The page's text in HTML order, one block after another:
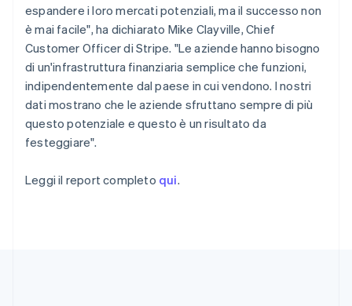
espandere i loro mercati potenziali, ma il successo non
è mai facile", ha dichiarato Mike Clayville, Chief
Customer Officer di Stripe. "Le aziende hanno bisogno
di un'infrastruttura finanziaria semplice che funzioni,
indipendentemente dal paese in cui vendono. I nostri
dati mostrano che le aziende sfruttano sempre di più
questo potenziale e questo è un risultato da
festeggiare".
Leggi il report completo qui.
Romania
English
Singapore
English 简体中文
Slovacchia
English
Slovenia
English Italiano
Spagna
Español English
EnglishEspañol简体中文